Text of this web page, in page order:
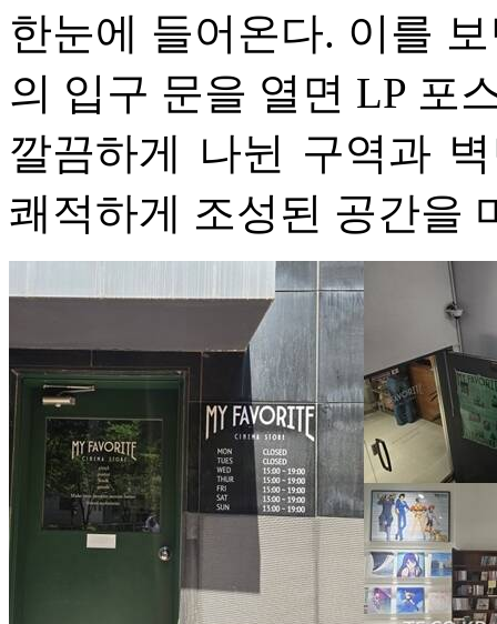
한눈에 들어온다. 이를
의 입구 문을 열면 LP 포
깔끔하게 나뉜 구역과
쾌적하게 조성된 공간을